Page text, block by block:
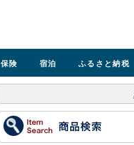
保険 宿泊 ふるさと納税